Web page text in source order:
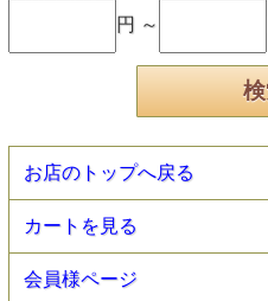
円 ～
お店のトップへ戻る
カートを見る
会員様ページ